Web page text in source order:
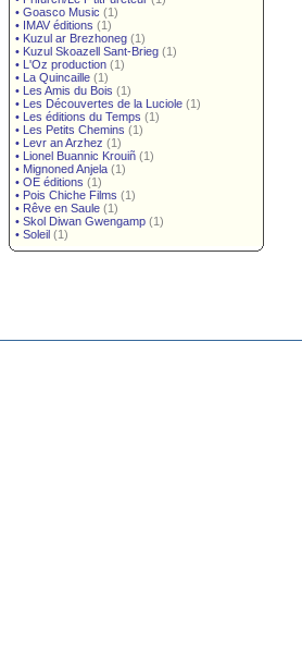
• Goasco Music (1)
• IMAV éditions (1)
• Kuzul ar Brezhoneg (1)
• Kuzul Skoazell Sant-Brieg (1)
• L'Oz production (1)
• La Quincaille (1)
• Les Amis du Bois (1)
• Les Découvertes de la Luciole (1)
• Les éditions du Temps (1)
• Les Petits Chemins (1)
• Levr an Arzhez (1)
• Lionel Buannic Krouiñ (1)
• Mignoned Anjela (1)
• OE éditions (1)
• Pois Chiche Films (1)
• Rêve en Saule (1)
• Skol Diwan Gwengamp (1)
• Soleil (1)